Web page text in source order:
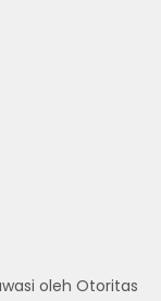
oleh Otoritas